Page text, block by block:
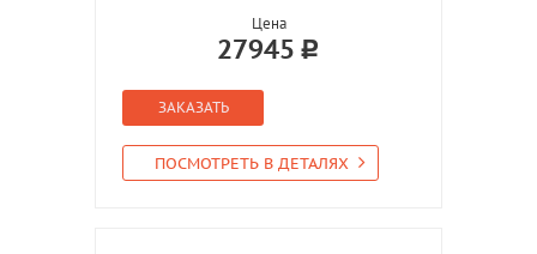
Цена
27945
ЗАКАЗАТЬ
ПОСМОТРЕТЬ В ДЕТАЛЯХ